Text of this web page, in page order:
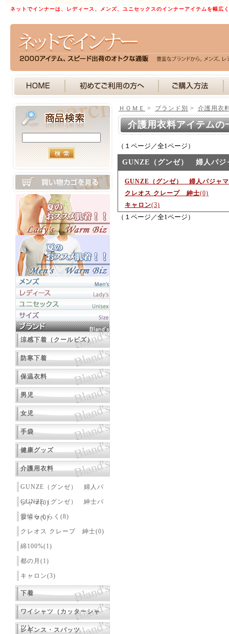
ネットでインナーは、レディース、メンズ、ユニセックスのインナーアイテムを幅広
涼感下着（クールビズ）
防寒下着
保温衣料
男児
女児
手袋
健康グッズ
介護用衣料
GUNZE（グンゼ） 婦人パ
ジャマ(0)
GUNZE（グンゼ） 紳士パ
ジャマ(0)
愛情らくらく(8)
クレオス クレープ 紳士(0)
綿100%(1)
都の月(1)
キャロン(3)
下着
ワイシャツ（カッターシャ
ツ）
レギンス・スパッツ
ＨＯＭＥ > ブランド別 > 介護用衣
介護用衣料アイテム
（１ページ／全1ページ）
GUNZE（グンゼ） 婦人パジ
GUNZE（グンゼ） 婦人パジャマ
クレオス クレープ 紳士(0)
キャロン(3)
（１ページ／全1ページ）